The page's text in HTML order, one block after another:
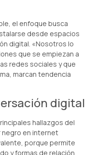
el enfoque busca
desde espacios
digital. «Nosotros lo
que se empiezan a
redes sociales y que
marcan tendencia
digital
hallazgos del
negro en internet
porque permite
y formas de relación